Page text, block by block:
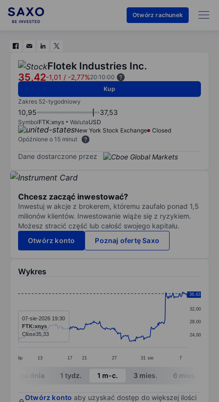
Otwórz rachunek
Flotek Industries Inc.
35,42-1,01 / -2,77%20:10:00
Kup
Zakres 52-tygodniowy
10,95 37,53
SymbolFTK:xnys WalutaUSD
New York Stock Exchange
Closed
Opóźnione o 15 minut
Dane dostarczone przez
Chcesz zacząć inwestować?
Inwestuj w akcje z brokerem, któremu zaufało ponad 1,5
milionów klientów. Inwestowanie wiąże się z ryzykiem.
Możesz stracić część lub całość swojego kapitału.
Otwórz konto
Poznaj ofertę Saxo
Wykres
The chart has 1 X axis displaying categories.
The chart has 1 Y axis displaying values. Data
lip 13 17 21 27 31 sie 7
24,00
28,00
32,00
36,00
36,43
07-sie-2026 19:30
FTK:xnys
Close35,33
End of interactive chart.
W ciągu dnia 1 tydz. 1 m-c. 3 mies. 6 mies.
Otwórz konto aby uzyskać dostęp do większej ilości